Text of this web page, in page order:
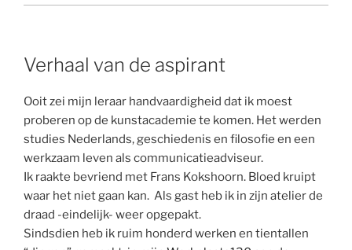
Verhaal van de aspirant
Ooit zei mijn leraar handvaardigheid dat ik moest
proberen op de kunstacademie te komen. Het werden
studies Nederlands, geschiedenis en filosofie en een
werkzaam leven als communicatieadviseur.
Ik raakte bevriend met Frans Kokshoorn. Bloed kruipt
waar het niet gaan kan. Als gast heb ik in zijn atelier de
draad -eindelijk- weer opgepakt.
Sindsdien heb ik ruim honderd werken en tientallen